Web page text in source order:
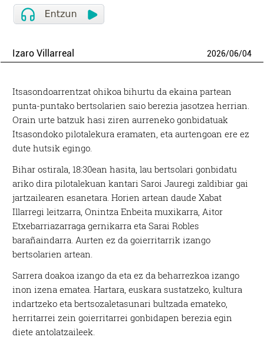
Izaro Villarreal 2026/06/04
Itsasondoarrentzat ohikoa bihurtu da ekaina partean
punta-puntako bertsolarien saio berezia jasotzea herrian.
Orain urte batzuk hasi ziren aurreneko gonbidatuak
Itsasondoko pilotalekura eramaten, eta aurtengoan ere ez
dute hutsik egingo.
Bihar ostirala, 18:30ean hasita, lau bertsolari gonbidatu
ariko dira pilotalekuan kantari Saroi Jauregi zaldibiar gai
jartzailearen esanetara. Horien artean daude Xabat
Illarregi leitzarra, Onintza Enbeita muxikarra, Aitor
Etxebarriazarraga gernikarra eta Sarai Robles
barañaindarra. Aurten ez da goierritarrik izango
bertsolarien artean.
Sarrera doakoa izango da eta ez da beharrezkoa izango
inon izena ematea. Hartara, euskara sustatzeko, kultura
indartzeko eta bertsozaletasunari bultzada emateko,
herritarrei zein goierritarrei gonbidapen berezia egin
diete antolatzaileek.